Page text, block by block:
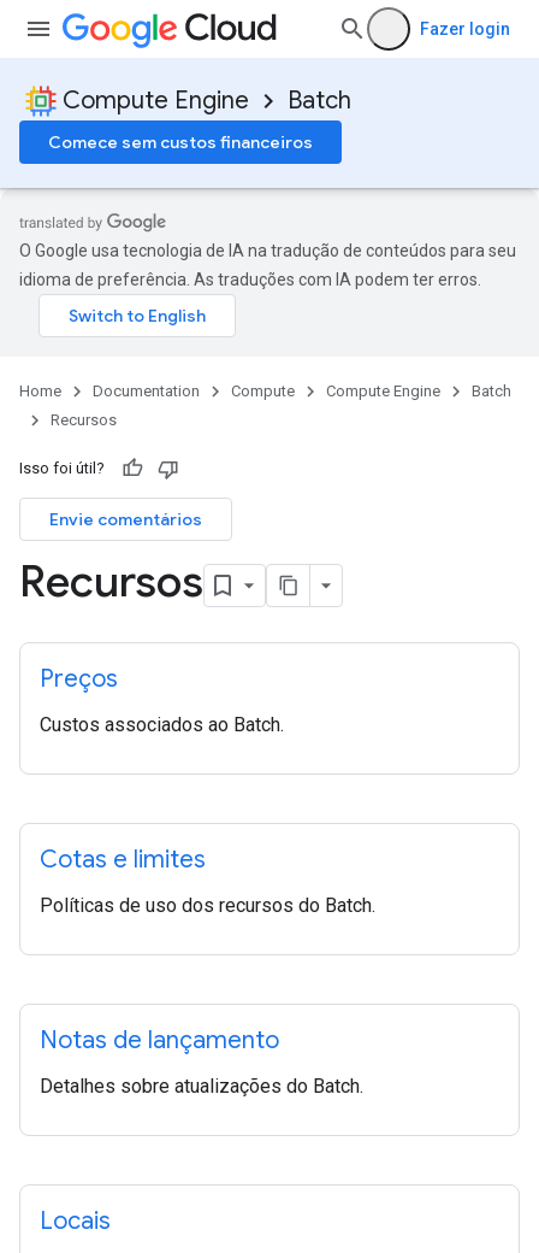
Fazer login
Compute Engine Batch
Comece sem custos financeiros
O Google usa tecnologia de IA na tradução de conteúdos para seu
idioma de preferência. As traduções com IA podem ter erros.
Home Documentation Compute Compute Engine
Batch
Recursos
Isso foi útil?
Envie comentários
Recursos
Preços
Custos associados ao Batch.
Cotas e limites
Políticas de uso dos recursos do Batch.
Notas de lançamento
Detalhes sobre atualizações do Batch.
Locais